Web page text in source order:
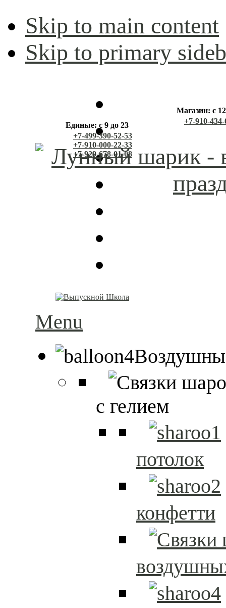
Skip to main content
Skip to primary
Единые: с 9 до 23
+7-499-390-52-53
+7-910-000-22-33
+7-929-678-01-08
Магазин: с
+7-910-
Menu
с гелием
потолок
конфетти